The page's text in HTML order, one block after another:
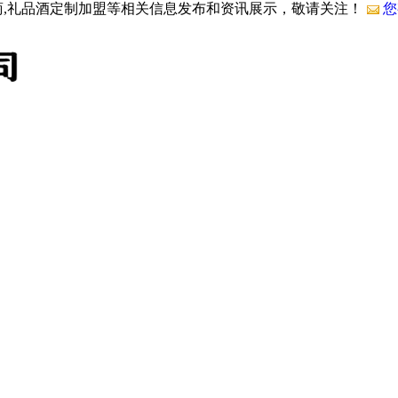
礼品酒定制加盟等相关信息发布和资讯展示，敬请关注！